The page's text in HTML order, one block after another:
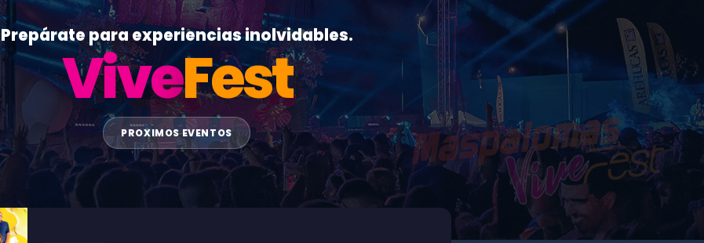
Prepárate para experiencias inolvidables.
ViveFest
PROXIMOS EVENTOS